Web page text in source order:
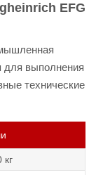
EFG
для выполнения
технические
кг